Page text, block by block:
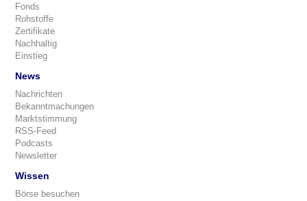
Fonds
Rohstoffe
Zertifikate
Nachhaltig
Einstieg
News
Nachrichten
Bekanntmachungen
Marktstimmung
RSS-Feed
Podcasts
Newsletter
Wissen
Börse besuchen